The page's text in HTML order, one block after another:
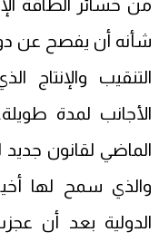
من خسائر الطاقة
شأنه أن يفصح عن
التنقيب والإنتاج
الأجانب لمدة
الماضي لقانون
والذي سمح لها